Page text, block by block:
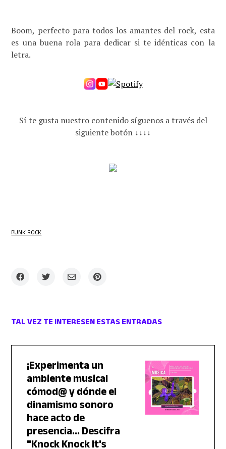
Boom, perfecto para todos los amantes del rock, esta
es una buena rola para dedicar si te idénticas con la
letra.
Sí te gusta nuestro contenido síguenos a través del
siguiente botón ↓↓↓↓
PUNK ROCK
TAL VEZ TE INTERESEN ESTAS ENTRADAS
¡Experimenta un
ambiente musical
cómod@ y dónde el
dinamismo sonoro
hace acto de
presencia... Descifra